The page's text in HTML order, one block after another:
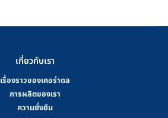
เกี่ยวกับเรา
เรื่องราวของเคอร่าดล
การผลิตของเรา
ความยั่งยืน